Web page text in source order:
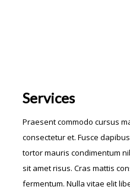
Services
Praesent commodo cursus
consectetur et. Fusce
tortor mauris condimentum
sit amet risus. Cras mattis
fermentum. Nulla vitae elit